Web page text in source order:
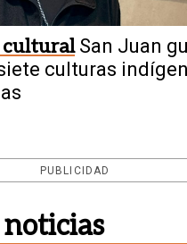
cultural San Juan
culturas
PUBLICIDAD